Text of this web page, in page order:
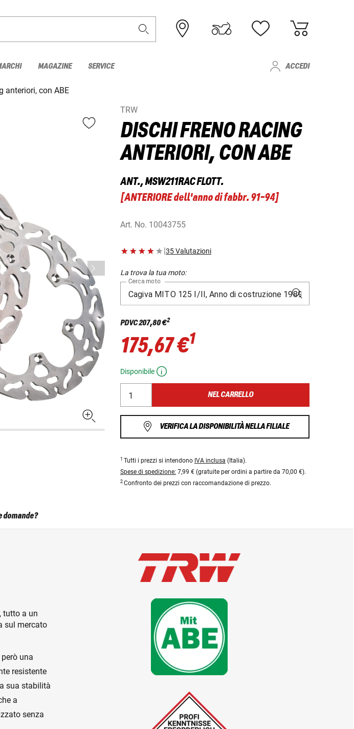
MAGAZINE SERVICE ACCEDI
anteriori, con ABE
TRW
DISCHI FRENO RACING
ANTERIORI, CON ABE
ANT., MSW211RAC FLOTT.
[ANTERIORE dell'anno di fabbr. 91-94]
Art. No. 10043755
|35 Valutazioni
La trova la tua moto:
Cerca moto
PDVC207,80 €2
175,67 €1
Disponibile
NEL CARRELLO
VERIFICA LA DISPONIBILITÀ NELLA FILIALE
1 Tutti i prezzi si intendono IVA inclusa (Italia).
Spese di spedizione: 7,99 € (gratuite per ordini a partire da 70,00 €).
2 Confronto dei prezzi con raccomandazione di prezzo.
tutto a un
sul mercato
una
resistente
sua stabilità
a
senza
domande?